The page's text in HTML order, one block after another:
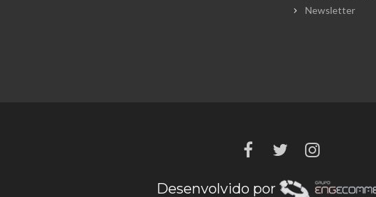
Newsletter
Desenvolvido por